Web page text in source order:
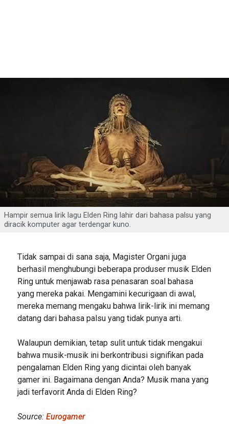
Hampir semua lirik lagu Elden Ring lahir dari bahasa palsu yang
diracik komputer agar terdengar kuno.
Tidak sampai di sana saja, Magister Organi juga
berhasil menghubungi beberapa produser musik Elden
Ring untuk menjawab rasa penasaran soal bahasa
yang mereka pakai. Mengamini kecurigaan di awal,
mereka memang mengaku bahwa lirik-lirik ini memang
datang dari bahasa palsu yang tidak punya arti.
Walaupun demikian, tetap sulit untuk tidak mengakui
bahwa musik-musik ini berkontribusi signifikan pada
pengalaman Elden Ring yang dicintai oleh banyak
gamer ini. Bagaimana dengan Anda? Musik mana yang
jadi terfavorit Anda di Elden Ring?
Source: Eurogamer